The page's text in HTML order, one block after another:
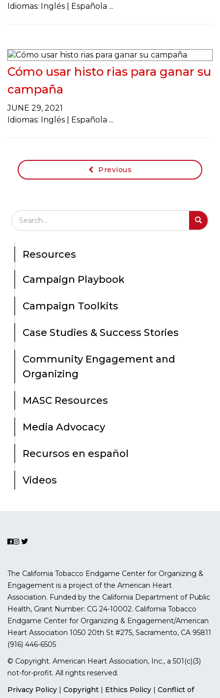
Idiomas: Inglés | Española
Cómo usar histo rias para ganar su
campaña
JUNE 29, 2021
Idiomas: Inglés | Española
Previous
Search Field
Resources
Campaign Playbook
Campaign Toolkits
Case Studies & Success Stories
Community Engagement and
Organizing
MASC Resources
Media Advocacy
Recursos en español
Videos
The California Tobacco Endgame Center for Organizing &
Engagement is a project of the American Heart
Association. Funded by the California Department of Public
Health, Grant Number: CG 24-10002. California Tobacco
Endgame Center for Organizing & Engagement/American
Heart Association 1050 20th St #275, Sacramento, CA 95811
(916) 446-6505
© Copyright. American Heart Association, Inc., a 501(c)(3)
not-for-profit. All rights reserved.
Privacy Policy | Copyright | Ethics Policy | Conflict of